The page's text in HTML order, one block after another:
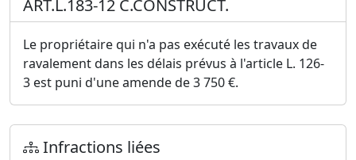
ART.L.183-12 C.CONSTRUCT.
Le propriétaire qui n'a pas exécuté les travaux de
ravalement dans les délais prévus à l'article L. 126-
3 est puni d'une amende de 3 750 €.
Infractions liées